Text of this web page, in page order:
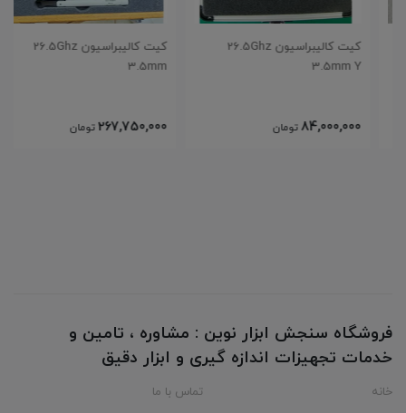
کیت کالیبراسیون 26.5Ghz
3.5mm Y
84,000,000 تومان
کیت کالیبراسیون 26.5Ghz
3.5mm
267,750,000 تومان
فروشگاه سنجش ابزار نوین : مشاوره ، تامین و
خدمات تجهیزات اندازه گیری و ابزار دقیق
خانه
تماس با ما